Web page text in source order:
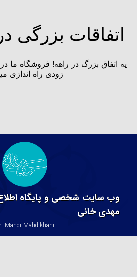
اتفاقات بزرگی
یه اتفاق بزرگ در راهه! فروشگاه
زودی راه اندازی
وب سایت شخصی و پایگاه
مهدی خانی
Mahdi Mahdikhani